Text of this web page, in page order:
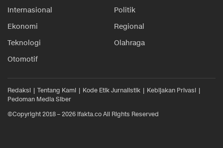
Internasional
Politik
Ekonomi
Regional
Teknologi
Olahraga
Otomotif
Redaksi Tentang Kami Kode Etik Jurnalistik
Kebijakan Privasi
Pedoman Media Siber
©Copyright 2018 – 2026 ifakta.co All Rights Reserved